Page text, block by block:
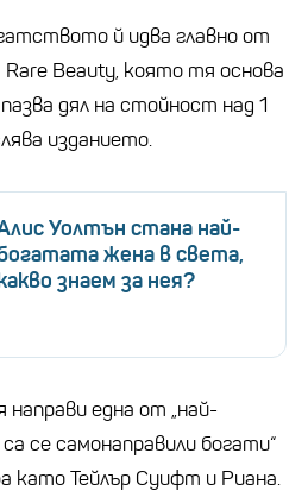
й идва главно от
Beauty, която тя основа
дял на стойност над 1
изданието.
Уолтън стана най-
жена в света,
знаем за нея?
една от „най-
се самонаправили богати“
като Тейлър Суифт и Риана.